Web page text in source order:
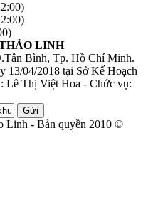
LINH
Bình, Tp. Hồ Chí Minh.
13/04/2018 tại Sở Kế Hoạch
Lê Thị Việt Hoa - Chức vụ:
Gửi
- Bản quyền 2010 ©